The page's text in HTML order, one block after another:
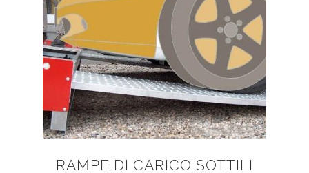
RAMPE DI CARICO SOTTILI